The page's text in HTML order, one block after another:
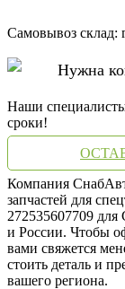
Самовывоз склад:
Нужна
Наши
сроки!
Компания
запчастей для
272535607709
и России. Чтобы
вами свяжется
стоить деталь и
вашего региона.